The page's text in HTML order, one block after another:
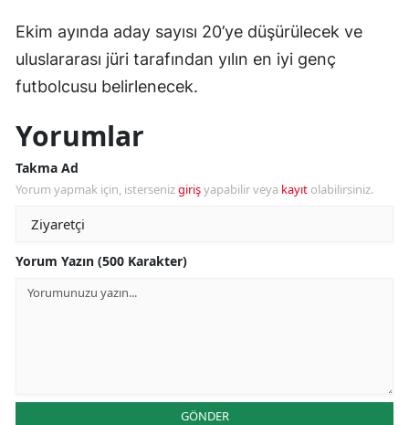
Ekim ayında aday sayısı 20’ye düşürülecek ve
uluslararası jüri tarafından yılın en iyi genç
futbolcusu belirlenecek.
Yorumlar
Takma Ad
Yorum yapmak için, istersenizgirişyapabilir veya kayıt olabilirsiniz.
Yorum Yazın (500 Karakter)
GÖNDER